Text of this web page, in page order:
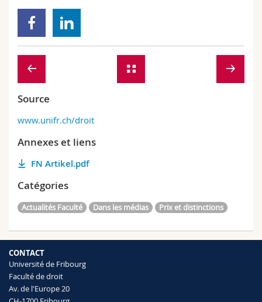
Source
www.unifr.ch/droit
Annexes et liens
FN Artikel.pdf
Catégories
Actualités Faculté Dans les médias Prix et distinctions
CONTACT
Université de Fribourg
Faculté de droit
Av. de l'Europe 20